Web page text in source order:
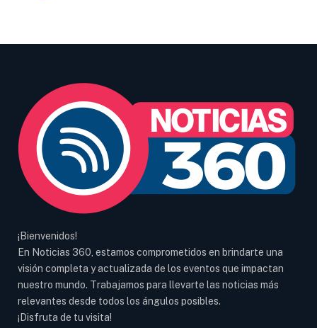
¡Bienvenidos!
En Noticias 360, estamos comprometidos en brindarte una
visión completa y actualizada de los eventos que impactan
nuestro mundo. Trabajamos para llevarte las noticias más
relevantes desde todos los ángulos posibles.
¡Disfruta de tu visita!